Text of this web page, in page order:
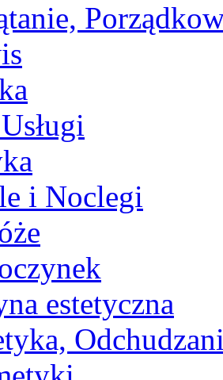
i Noclegi
estetyczna